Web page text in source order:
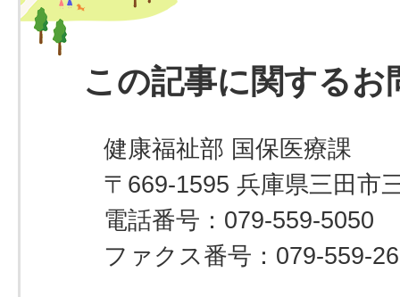
この記事に関するお
健康福祉部 国保医療課
〒669-1595 兵庫県三田市
電話番号：079-559-5050
ファクス番号：079-559-